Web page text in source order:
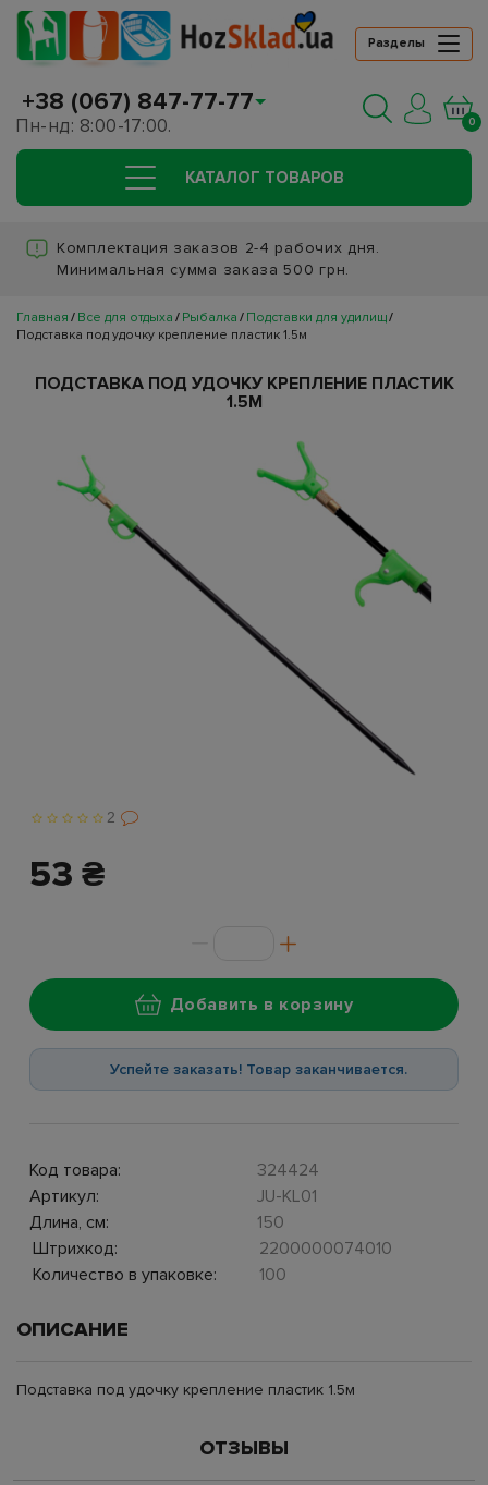
Разделы
+38 (067) 847-77-77
Пн-нд: 8:00-17:00. 0
КАТАЛОГ ТОВАРОВ
Комплектация заказов 2-4 рабочих дня.
Минимальная сумма заказа 500 грн.
Главная Все для отдыха Рыбалка
Подставки для удилищ
Подставка под удочку крепление пластик 1.5м
ПОДСТАВКА ПОД УДОЧКУ КРЕПЛЕНИЕ ПЛАСТИК
1.5М
2
53 ₴
Добавить в корзину
Успейте заказать! Товар заканчивается.
Код товара:
324424
Артикул:
JU-KL01
Длина, см:
150
Штрихкод:
2200000074010
Количество в упаковке:
100
ОПИСАНИЕ
Подставка под удочку крепление пластик 1.5м
ОТЗЫВЫ